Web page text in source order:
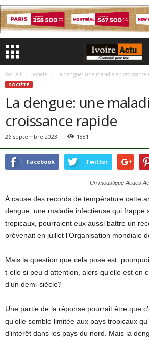
Accueil Société La dengue: une maladie en croissance
SOCIÉTÉ
La dengue: une
croissance rapide
26 septembre 2023 1881
Facebook Twitter
Un moustique Aedes
À cause des records de température cette
dengue, une maladie infectieuse qui frappe
tropicaux, pourraient eux aussi battre un
prévenait en juillet l’Organisation mondiale
Mais la question que cela pose est:
t-elle si peu d’attention, alors qu’elle est en
d’un demi-siècle?
Une partie de la réponse pourrait être que
qu’elle semble limitée aux pays tropicaux
d’intérêt dans les pays du nord. Mais la